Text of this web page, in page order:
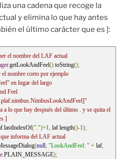
una cadena que recoge la
y elimina lo que hay antes
el último carácter que es ]:
el nombre del LAF actual
.getLookAndFeel().toString();
el nombre corto por ejemplo
en lugar del largo
Feel
a lo que hay después del último . y se quita el
]
.lastIndexOf(".")+1, laf.length()-1);
informa del LAF actual
(null, "LookAndFeel: " + laf,
.PLAIN_MESSAGE);